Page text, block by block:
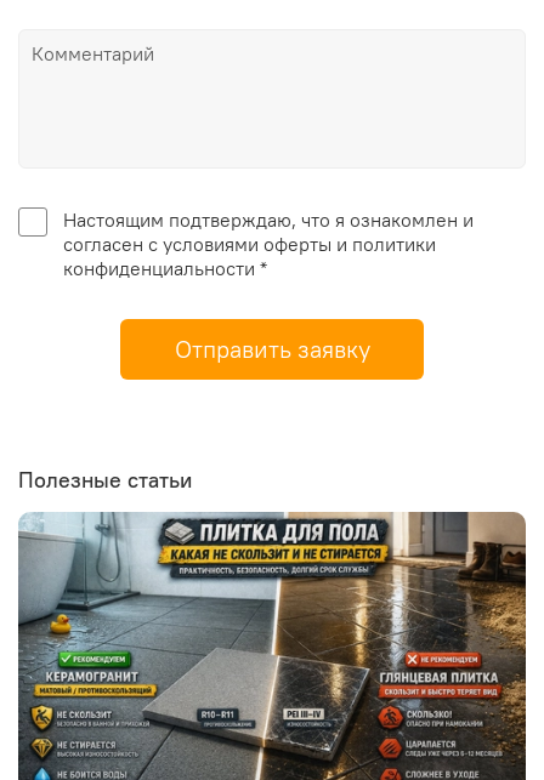
Настоящим подтверждаю, что я ознакомлен и
согласен с условиями оферты и политики
конфиденциальности *
Отправить заявку
Полезные статьи